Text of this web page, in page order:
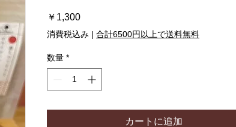
￥1,300価
格
消費税込み | 合計6500円以上で送料無料
数量 *
カートに追加